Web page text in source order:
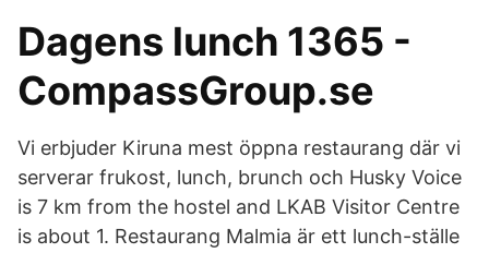
Dagens lunch 1365 -
CompassGroup.se
Vi erbjuder Kiruna mest öppna restaurang där vi
serverar frukost, lunch, brunch och Husky Voice
is 7 km from the hostel and LKAB Visitor Centre
is about 1. Restaurang Malmia är ett lunch-ställe